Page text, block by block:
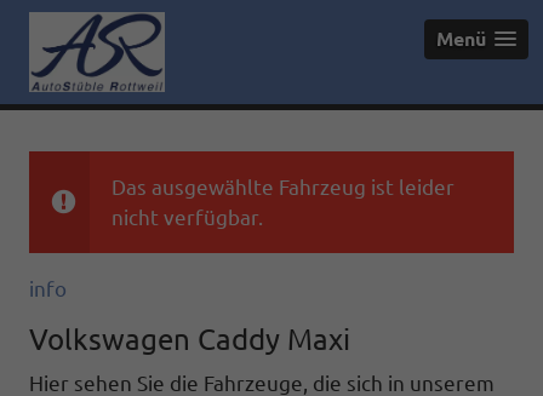
Menü
Das ausgewählte Fahrzeug ist leider
nicht verfügbar.
info
Volkswagen Caddy Maxi
Hier sehen Sie die Fahrzeuge, die sich in unserem